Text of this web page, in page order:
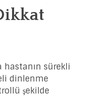
hastanın sürekli
dinlenme
şekilde